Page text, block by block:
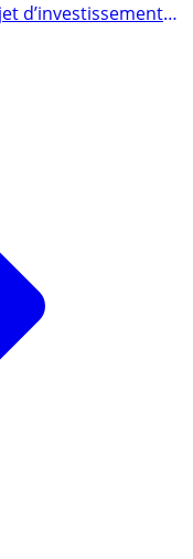
d’investissement